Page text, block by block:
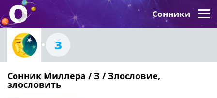
Сонники
З
Сонник Миллера / З / Злословие,
злословить